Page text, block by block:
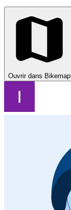
Ouvrir dans Bikemap